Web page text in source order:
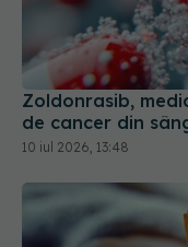
Zoldonrasib,
de cancer din
10 iul 2026, 13:48